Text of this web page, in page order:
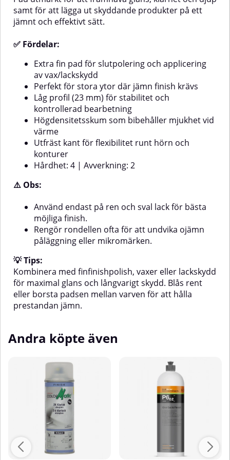
följsam polering runt
kanterHårdhet: 4 | Avverkning:
2⚠️ Obs:Använd endast på ren
resultat.Håll rondellen ren under
arbetet för att undvika släpp och
ojämn fördelning.💡
Tips:Kombinera med
förseglingsprodukter som
ceramiska skydd, vax eller
finfinishpolish för maximal glans
och långvarig effekt. Rengör
rondellen regelbundet för att
hålla prestandan jämn.
bibehåller hårdhet vid
värmeFlexibel, utfräst kant för
rondellen regelbundet för jämn
effekt och längre livslängd.💡
ettstegspolermedel för snabb
och effektiv lackkorrigering med
hög glans.Rengör paden
regelbundet för att bibehålla
avverkning och undvika mättnad.
samt för att lägga ut skyddande produkter på ett
jämnt och effektivt sätt.
✅ Fördelar:
Extra fin pad för slutpolering och applicering
av vax/lackskydd
Perfekt för stora ytor där jämn finish krävs
Låg profil (23 mm) för stabilitet och
kontrollerad bearbetning
Högdensitetsskum som bibehåller mjukhet vid
värme
Utfräst kant för flexibilitet runt hörn och
konturer
Hårdhet: 4 | Avverkning: 2
⚠️ Obs:
Använd endast på ren och sval lack för bästa
möjliga finish.
Rengör rondellen ofta för att undvika ojämn
påläggning eller mikromärken.
💡 Tips:
Kombinera med finfinishpolish, vaxer eller lackskydd
för maximal glans och långvarigt skydd. Blås rent
eller borsta padsen mellan varven för att hålla
prestandan jämn.
Andra köpte även